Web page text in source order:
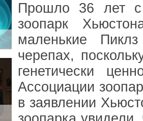
Прошло 36 лет с
зоопарк
маленькие
черепах,
генетически
Ассоциации
в заявлении